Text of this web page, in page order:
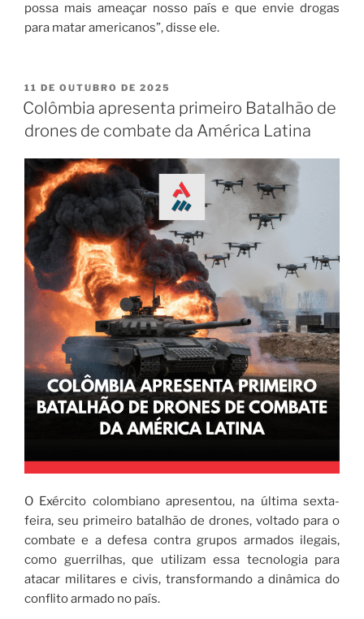
possa mais ameaçar nosso país e que envie drogas
para matar americanos”, disse ele.
11 DE OUTUBRO DE 2025
Colômbia apresenta primeiro Batalhão de
drones de combate da América Latina
O Exército colombiano apresentou, na última sexta-
feira, seu primeiro batalhão de drones, voltado para o
combate e a defesa contra grupos armados ilegais,
como guerrilhas, que utilizam essa tecnologia para
atacar militares e civis, transformando a dinâmica do
conflito armado no país.